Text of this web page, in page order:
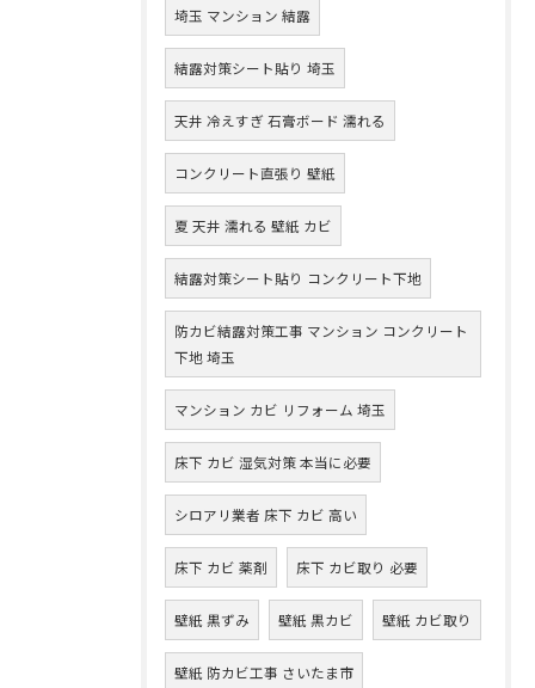
埼玉 マンション 結露
結露対策シート貼り 埼玉
天井 冷えすぎ 石膏ボード 濡れる
コンクリート直張り 壁紙
夏 天井 濡れる 壁紙 カビ
結露対策シート貼り コンクリート下地
防カビ結露対策工事 マンション コンクリート
下地 埼玉
マンション カビ リフォーム 埼玉
床下 カビ 湿気対策 本当に必要
シロアリ業者 床下 カビ 高い
床下 カビ 薬剤 床下 カビ取り 必要
壁紙 黒ずみ 壁紙 黒カビ 壁紙 カビ取り
壁紙 防カビ工事 さいたま市